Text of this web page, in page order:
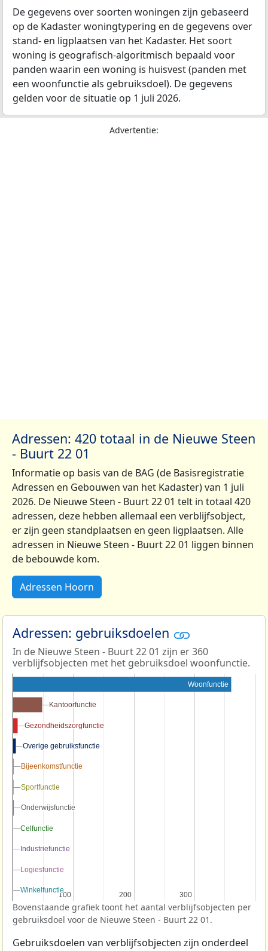
De gegevens over soorten woningen zijn gebaseerd
op de Kadaster woningtypering en de gegevens over
stand- en ligplaatsen van het Kadaster. Het soort
woning is geografisch-algoritmisch bepaald voor
panden waarin een woning is huisvest (panden met
een woonfunctie als gebruiksdoel). De gegevens
gelden voor de situatie op 1 juli 2026.
Advertentie:
Adressen: 420 totaal in de Nieuwe Steen
- Buurt 22 01
Informatie op basis van de BAG (de Basisregistratie
Adressen en Gebouwen van het Kadaster) van 1 juli
2026. De Nieuwe Steen - Buurt 22 01 telt in totaal 420
adressen, deze hebben allemaal een verblijfsobject,
er zijn geen standplaatsen en geen ligplaatsen. Alle
adressen in Nieuwe Steen - Buurt 22 01 liggen binnen
de bebouwde kom.
Adressen Hoorn
Adressen: gebruiksdoelen
In de Nieuwe Steen - Buurt 22 01 zijn er 360
verblijfsobjecten met het gebruiksdoel woonfunctie.
100
100 200
200 300
300
Woonfunctie
Kantoorfunctie
Kantoorfunctie
Gezondheidszorgfunctie
Gezondheidszorgfunctie
Overige gebruiksfunctie
Overige gebruiksfunctie
Bijeenkomstfunctie
Bijeenkomstfunctie
Sportfunctie
Sportfunctie
Onderwijsfunctie
Onderwijsfunctie
Celfunctie
Celfunctie
Industriefunctie
Industriefunctie
Logiesfunctie
Logiesfunctie
Winkelfunctie
Winkelfunctie
Bovenstaande grafiek toont het aantal verblijfsobjecten per
gebruiksdoel voor de Nieuwe Steen - Buurt 22 01.
Gebruiksdoelen van verblijfsobjecten zijn onderdeel